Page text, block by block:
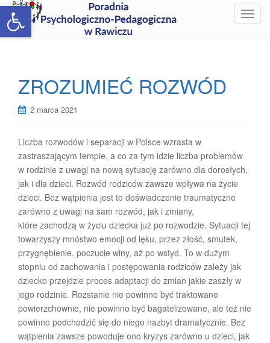
Open toolbar
T
n
ZROZUMIEĆ ROZWÓD
2 marca 2021
Liczba rozwodów i separacji w Polsce wzrasta w
zastraszającym tempie, a co za tym idzie liczba problemów
w rodzinie z uwagi na nową sytuację zarówno dla dorosłych,
jak i dla dzieci. Rozwód rodziców zawsze wpływa na życie
dzieci. Bez wątpienia jest to doświadczenie traumatyczne
zarówno z uwagi na sam rozwód, jak i zmiany,
które zachodzą w życiu dziecka już po rozwodzie. Sytuacji tej
towarzyszy mnóstwo emocji od lęku, przez złość, smutek,
przygnębienie, poczucie winy, aż po wstyd. To w dużym
stopniu od zachowania i postępowania rodziców zależy jak
dziecko przejdzie proces adaptacji do zmian jakie zaszły w
jego rodzinie. Rozstanie nie powinno być traktowane
powierzchownie, nie powinno być bagatelizowane, ale też nie
powinno podchodzić się do niego nazbyt dramatycznie. Bez
wątpienia zawsze powoduje ono kryzys zarówno u dzieci, jak